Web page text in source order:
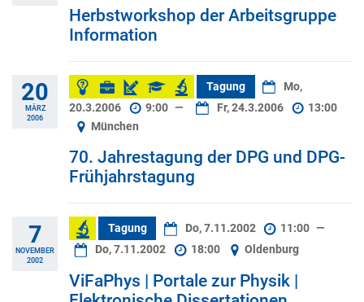
Herbstworkshop der Arbeitsgruppe
Information
20
MÄRZ
2006
Tagung
Mo,
20.3.2006
9:00 — Fr, 24.3.2006
13:00
München
70. Jahrestagung der DPG und DPG-
Frühjahrstagung
7
NOVEMBER
2002
Tagung Do, 7.11.2002 11:00 —
Do, 7.11.2002
18:00 Oldenburg
ViFaPhys | Portale zur Physik |